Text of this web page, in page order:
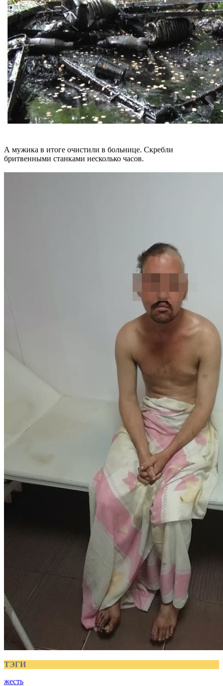
А мужика в итоге очистили в больнице. Скребли
бритвенными станками несколько часов.
ТЭГИ
жесть